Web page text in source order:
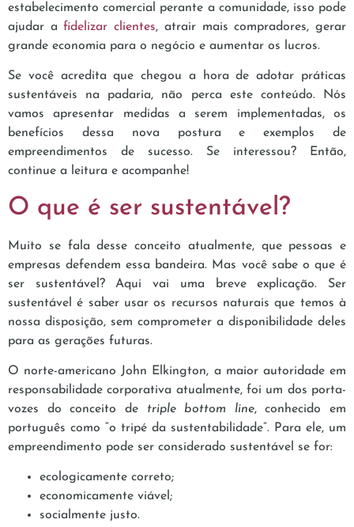
estabelecimento comercial perante a comunidade, isso pode
ajudar afidelizar clientes, atrair mais compradores, gerar
grande economia para o negócio e aumentar os lucros.
Se você acredita que chegou a hora de adotar práticas
sustentáveis na padaria, não perca este conteúdo. Nós
vamos apresentar medidas a serem implementadas, os
benefícios dessa nova postura e exemplos de
empreendimentos de sucesso. Se interessou? Então,
continue a leitura e acompanhe!
O que é ser sustentável?
Muito se fala desse conceito atualmente, que pessoas e
empresas defendem essa bandeira. Mas você sabe o que é
ser sustentável? Aqui vai uma breve explicação. Ser
sustentável é saber usar os recursos naturais que temos à
nossa disposição, sem comprometer a disponibilidade deles
para as gerações futuras.
O norte-americano John Elkington, a maior autoridade em
responsabilidade corporativa atualmente, foi um dos porta-
vozes do conceito de triple bottom line, conhecido em
português como “o tripé da sustentabilidade”. Para ele, um
empreendimento pode ser considerado sustentável se for:
ecologicamente correto;
economicamente viável;
socialmente justo.